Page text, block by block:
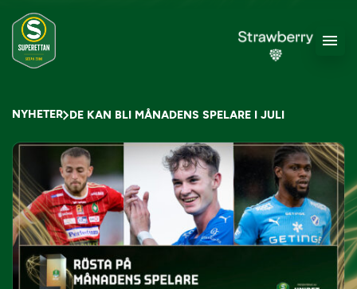
NYHETER DE KAN BLI MÅNADENS SPELARE I JULI